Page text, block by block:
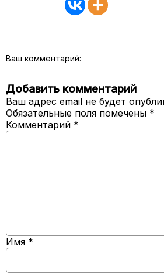
Ваш комментарий:
Добавить комментарий
Ваш адрес email не будет
Обязательные поля помечены *
Комментарий *
Имя *